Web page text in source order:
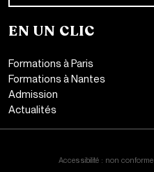
EN UN CLIC
Formations à Paris
Formations à Nantes
Admission
Actualités
Accessibilité : non conforme